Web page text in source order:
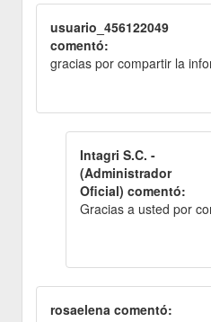
usuario_456122049
comentó:
gracias por compartir la
Intagri S.C. -
(Administrador
Oficial) comentó:
Gracias a usted por
rosaelena comentó: